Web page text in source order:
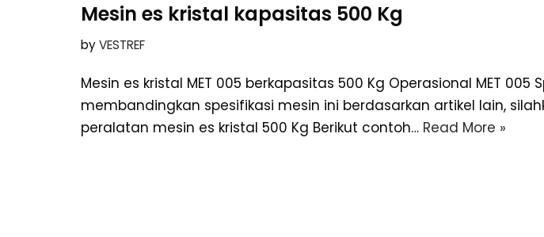
Mesin es kristal kapasitas 500 Kg
byVESTREF
Mesin es kristal MET 005 berkapasitas 500 Kg Operasional MET
membandingkan spesifikasi mesin ini berdasarkan artikel lain,
peralatan mesin es kristal 500 Kg Berikut contoh… Read More »